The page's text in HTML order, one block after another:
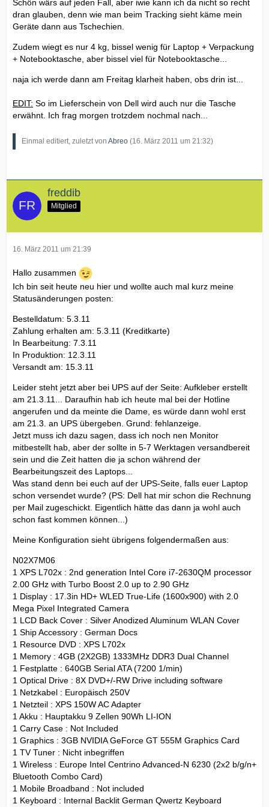
Schön wärs auf jeden Fall, aber iwie kann ich da nicht so recht
dran glauben, denn wie man beim Tracking sieht käme mein
Geräte dann aus Tschechien.
Zudem wiegt es nur 4 kg, bissel wenig für Laptop + Verpackung
+ Notebooktasche, aber bissel viel für Notebooktasche...
naja ich werde dann am Freitag klarheit haben, obs drin ist...
EDIT: So im Lieferschein von Dell wird auch nur die Tasche
erwähnt. Ich frag morgen trotzdem nochmal nach...
Einmal editiert, zuletzt von Abreo (16. März 2011 um 21:32)
freddib
Mitglied
16. März 2011 um 21:39
Hallo zusammen
Ich bin seit heute neu hier und wollte auch mal kurz meine
Statusänderungen posten:
Bestelldatum: 5.3.11
Zahlung erhalten am: 5.3.11 (Kreditkarte)
In Bearbeitung: 7.3.11
In Produktion: 12.3.11
Versandt am: 15.3.11
Leider steht jetzt aber bei UPS auf der Seite: Aufkleber erstellt
am 21.3.11... Daraufhin hab ich heute mal bei der Hotline
angerufen und da meinte die Dame, es würde dann wohl erst
am 21.3. an UPS übergeben. Grund: fehlanzeige.
Jetzt muss ich dazu sagen, dass ich noch nen Monitor
mitbestellt hab, aber der sollte in 5-7 Werktagen versandbereit
sein und die Zeit hatten die ja schon während der
Bearbeitungszeit des Laptops...
Was stand denn bei euch auf der UPS-Seite, falls euer Laptop
schon versendet wurde? (PS: Dell hat mir schon die Rechnung
per Mail zugeschickt. Eigentlich hätte das dann ja wohl auch
schon fast kommen können...)
Meine Konfiguration sieht übrigens folgendermaßen aus:
N02X7M06
1 XPS L702x : 2nd generation Intel Core i7-2630QM processor
2.00 GHz with Turbo Boost 2.0 up to 2.90 GHz
1 Display : 17.3in HD+ WLED True-Life (1600x900) with 2.0
Mega Pixel Integrated Camera
1 LCD Back Cover : Silver Anodized Aluminum WLAN Cover
1 Ship Accessory : German Docs
1 Resource DVD : XPS L702x
1 Memory : 4GB (2X2GB) 1333MHz DDR3 Dual Channel
1 Festplatte : 640GB Serial ATA (7200 1/min)
1 Optical Drive : 8X DVD+/-RW Drive including software
1 Netzkabel : Europäisch 250V
1 Netzteil : XPS 150W AC Adapter
1 Akku : Hauptakku 9 Zellen 90Wh LI-ION
1 Carry Case : Not Included
1 Graphics : 3GB NVIDIA GeForce GT 555M Graphics Card
1 TV Tuner : Nicht inbegriffen
1 Wireless : Europe Intel Centrino Advanced-N 6230 (2x2 b/g/n+
Bluetooth Combo Card)
1 Mobile Broadband : Not included
1 Keyboard : Internal Backlit German Qwertz Keyboard